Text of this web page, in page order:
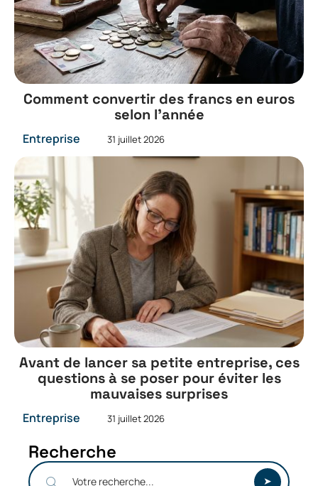
Comment convertir des francs en euros
selon l’année
Entreprise 31 juillet 2026
Avant de lancer sa petite entreprise, ces
questions à se poser pour éviter les
mauvaises surprises
Entreprise 31 juillet 2026
Recherche